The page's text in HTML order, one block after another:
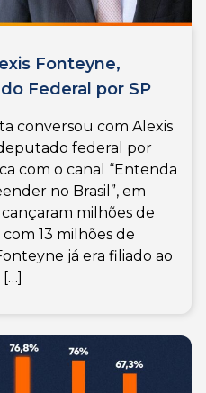
Fonteyne,
Federal por SP
conversou com Alexis
federal por
com o canal “Entenda
no Brasil”, em
milhões de
13 milhões de
já era filiado ao